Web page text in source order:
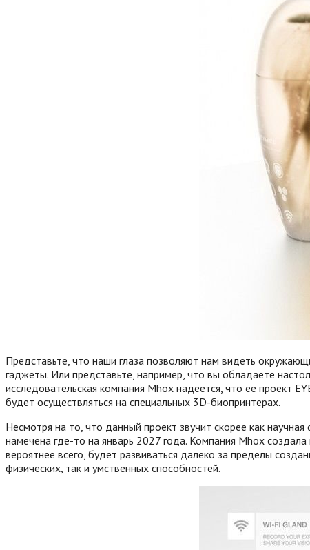
Представьте, что наши глаза позволяют нам видеть
гаджеты. Или представьте, например, что вы обладаете
исследовательская компания Mhox надеется, что ее проект
будет осуществляться на специальных 3D-биопринтерах.
Несмотря на то, что данный проект звучит скорее как
намечена где-то на январь 2027 года. Компания Mhox
вероятнее всего, будет развиваться далеко за пределы
физических, так и умственных способностей.